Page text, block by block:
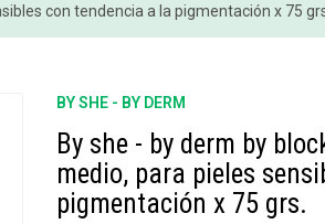
con tendencia a la pigmentación x 75
BY SHE - BY DERM
By she - by derm by
medio, para pieles
pigmentación x 75 grs.